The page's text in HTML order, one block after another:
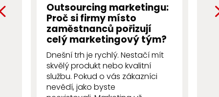
Outsourcing marketingu:
Proč si firmy místo
zaměstnanců pořizují
celý marketingový tým?
Dnešní trh je rychlý. Nestačí mít
skvělý produkt nebo kvalitní
službu. Pokud o vás zákazníci
nevědí, jako byste